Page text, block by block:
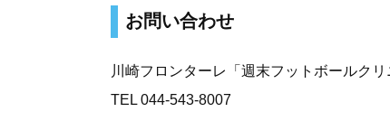
お問い合わせ
川崎フロンターレ「週末フットボールク
TEL 044-543-8007